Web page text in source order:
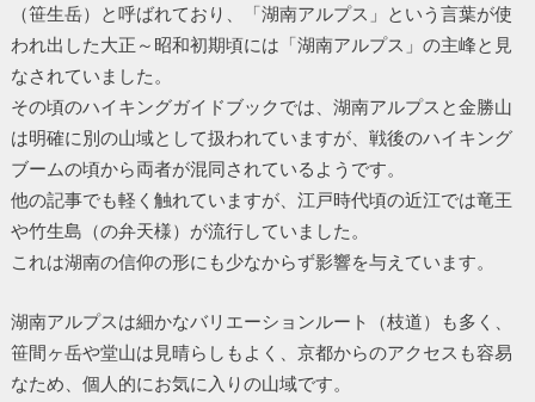
（笹生岳）と呼ばれており、「湖南アルプス」という言葉が使
われ出した大正～昭和初期頃には「湖南アルプス」の主峰と見
なされていました。
その頃のハイキングガイドブックでは、湖南アルプスと金勝山
は明確に別の山域として扱われていますが、戦後のハイキング
ブームの頃から両者が混同されているようです。
他の記事でも軽く触れていますが、江戸時代頃の近江では竜王
や竹生島（の弁天様）が流行していました。
これは湖南の信仰の形にも少なからず影響を与えています。
湖南アルプスは細かなバリエーションルート（枝道）も多く、
笹間ヶ岳や堂山は見晴らしもよく、京都からのアクセスも容易
なため、個人的にお気に入りの山域です。